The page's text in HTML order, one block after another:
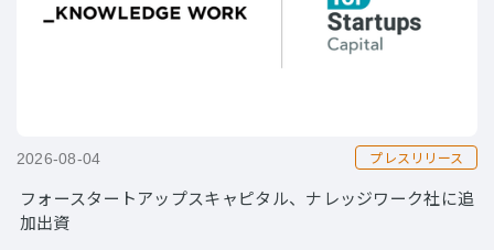
2026-08-04 プレスリリース
フォースタートアップスキャピタル、ナレッジワーク社に追
加出資